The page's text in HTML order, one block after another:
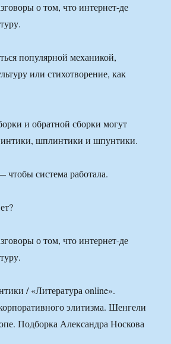
о том, что интернет-де
популярной механикой,
или стихотворение, как
и обратной сборки могут
шплинтики и шпунтики.
чтобы система работала.
о том, что интернет-де